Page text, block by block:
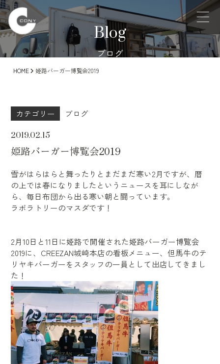
Blog
ブログ
HOME 姫路バーガー博覧会2019
カテゴリー ブログ
2019.02.15
姫路バーガー博覧会2019
雪がはらはらと舞ったりとまだまだ寒い2月ですが、 暦
の上では春になりましたというニュースを耳にしなが
ら、毎日布団から出る寒い朝と闘っています。
ラボラトリーのマスダです！
2月10日と11 日に姫路で開催された姫路バーガー博覧会
2019に、 CREEZAN城崎本店の看板メニュー、但馬牛のテ
リヤキバーガーをスタッフの一員として出店してきまし
た！